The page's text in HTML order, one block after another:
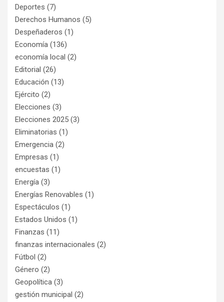
Deportes (7)
Derechos Humanos (5)
Despeñaderos (1)
Economía (136)
economía local (2)
Editorial (26)
Educación (13)
Ejército (2)
Elecciones (3)
Elecciones 2025 (3)
Eliminatorias (1)
Emergencia (2)
Empresas (1)
encuestas (1)
Energía (3)
Energías Renovables (1)
Espectáculos (1)
Estados Unidos (1)
Finanzas (11)
finanzas internacionales (2)
Fútbol (2)
Género (2)
Geopolítica (3)
gestión municipal (2)